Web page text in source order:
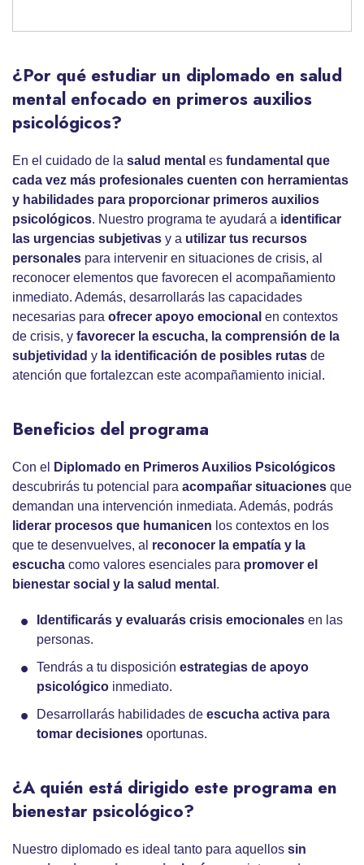
¿Por qué estudiar un diplomado en salud
mental enfocado en primeros auxilios
psicológicos?
En el cuidado de la salud mental es fundamental que
cada vez más profesionales cuenten con herramientas
y habilidades para proporcionar primeros auxilios
psicológicos. Nuestro programa te ayudará a identificar
las urgencias subjetivas y a utilizar tus recursos
personales para intervenir en situaciones de crisis, al
reconocer elementos que favorecen el acompañamiento
inmediato. Además, desarrollarás las capacidades
necesarias para ofrecer apoyo emocional en contextos
de crisis, y favorecer la escucha, la comprensión de la
subjetividad y la identificación de posibles rutas de
atención que fortalezcan este acompañamiento inicial.
Beneficios del programa
Con el
Diplomado en Primeros Auxilios Psicológicos
descubrirás tu potencial para acompañar situaciones que
demandan una intervención inmediata. Además, podrás
liderar procesos que humanicen los contextos en los
que te desenvuelves, al reconocer la empatía y la
escucha como valores esenciales para promover el
bienestar social y la salud mental .
Identificarás y evaluarás crisis emocionales en las
personas.
Tendrás a tu disposición estrategias de apoyo
psicológico inmediato.
Desarrollarás habilidades de escucha activa para
tomar decisiones oportunas.
¿A quién está dirigido este programa en
bienestar psicológico?
Nuestro diplomado es ideal tanto para aquellos sin